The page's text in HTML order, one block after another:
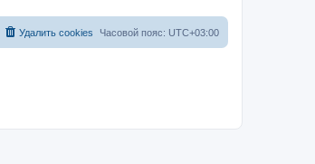
Часовой пояс: UTC+03:00
Удалить cookies